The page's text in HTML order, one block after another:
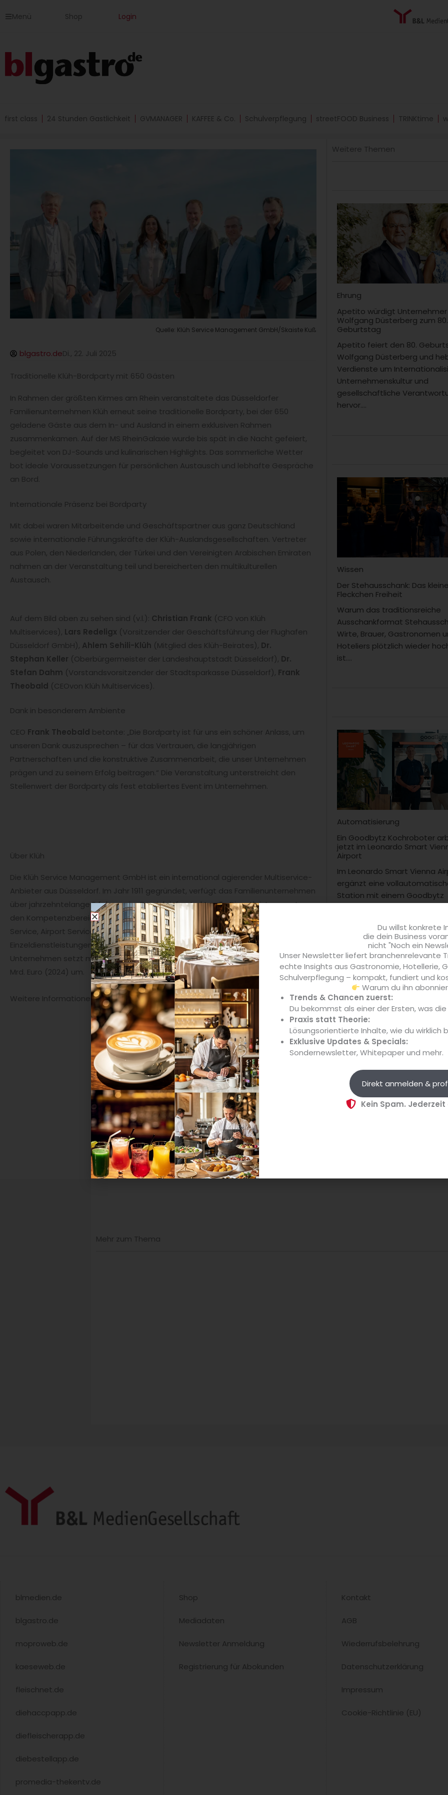
InhaltMenü Shop Login
first class 24 Stunden Gastlichkeit GVMANAGER KAFFEE & Co. Schulverpflegung streetFOOD Business TRINKtime
Quelle: Klüh Service Management GmbH/Skaiste Kuß
blgastro.deDi., 22. Juli 2025
Traditionelle Klüh-Bordparty mit 650 Gästen
In Rahmen der größten Kirmes am Rhein veranstaltete das Düsseldorfer
Familienunternehmen Klüh erneut seine traditionelle Bordparty, bei der 650
geladene Gäste aus dem In- und Ausland in einem exklusiven Rahmen
zusammenkamen. Auf der MS RheinGalaxie wurde bis spät in die Nacht gefeiert,
begleitet von DJ-Sounds und kulinarischen Highlights. Das sommerliche Wetter
bot ideale Voraussetzungen für persönlichen Austausch und lebhafte Gespräche
an Bord.
Internationale Präsenz bei Bordparty
Mit dabei waren Mitarbeitende und Geschäftspartner aus ganz Deutschland
sowie internationale Führungskräfte der Klüh-Auslandsgesellschaften. Vertreter
aus Polen, den Niederlanden, der Türkei und den Vereinigten Arabischen Emiraten
nahmen an der Veranstaltung teil und bereicherten den multikulturellen
Austausch.
Auf dem Bild oben zu sehen sind (v.l.): Christian Frank (CFO von Klüh
Multiservices), Lars Redeligx (Vorsitzender der Geschäftsführung der Flughafen
Düsseldorf GmbH), Ahlem Sehili-Klüh (Mitglied des Klüh-Beirates), Dr.
Stephan Keller (Oberbürgermeister der Landeshauptstadt Düsseldorf), Dr.
Stefan Dahm (Vorstandsvorsitzender der Stadtsparkasse Düsseldorf), Frank
Theobald (CEOvon Klüh Multiservices).
Dank in besonderem Ambiente
CEO Frank Theobald betonte: „Die Bordparty ist für uns ein schöner Anlass, um
unseren Dank auszusprechen – für das Vertrauen, die langjährigen
Partnerschaften und die konstruktive Zusammenarbeit, die unser Unternehmen
prägen und zu seinem Erfolg beitragen.“ Die Veranstaltung unterstreicht den
Stellenwert der Bordparty als fest etabliertes Event im Unternehmen.
Über Klüh
Die Klüh Service Management GmbH ist ein international agierender Multiservice-
Anbieter aus Düsseldorf. Im Jahr 1911 gegründet, verfügt das Familienunternehmen
über jahrzehntelange Erfahrung im Bereich infrastrukturelle Dienstleistungen. In
den Kompetenzbereichen Cleaning, Catering, Clinic Service, Security, Personal
Service, Airport Service und Integrated Services werden sowohl
Einzeldienstleistungen als auch Multiservice-Konzepte angeboten. Das
Unternehmen setzt mit über 46.000 Mitarbeitenden in sechs Ländern mehr als 1
Mrd. Euro (2024) um.
Weitere Informationen über das Unternehmen sind unterwww.klueh.de zu finden.
Weitere Themen
Ehrung
Apetito würdigt Unternehmer
Wolfgang Düsterberg zum 80.
Geburtstag
Apetito feiert den 80.
Wolfgang Düsterberg und
Verdienste um
Unternehmenskultur und
gesellschaftliche
hervor....
Wissen
Der Stehausschank: Das kleine
Fleckchen Freiheit
Warum das traditionsreiche
Ausschankformat
Wirte, Brauer, Gastronomen
Hoteliers plötzlich wieder
ist....
Automatisierung
Ein Goodbytz Kochroboter
jetzt im Leonardo Smart
Airport
Im Leonardo Smart Vienna
ergänzt eine
Station mit einem Goodbytz
Food
Kneipe 80 und Oschi starten
Partnerschaft und bringen
nach München
Die Kooperation zwischen
Mehr zum Thema
blmedien.de
blgastro.de
moproweb.de
kaeseweb.de
fleischnet.de
diehaccpapp.de
diefleischerapp.de
diebestellapp.de
promedia-thekentv.de
Shop
Mediadaten
Newsletter Anmeldung
Registrierung für Abokunden
Kontakt
AGB
Wiederrufsbelehrung
Datenschutzerklärung
Impressum
Cookie-Richtlinie (EU)
Du willst konkrete
die dein Business
nicht "Noch ein
Unser Newsletter liefert branchenrelevante
echte Insights aus Gastronomie, Hotellerie,
Schulverpflegung – kompakt, fundiert und
Warum du ihn
Trends & Chancen zuerst:
Du bekommst als einer der Ersten, was
Praxis statt Theorie:
Lösungsorientierte Inhalte, wie du wirklich
Exklusive Updates & Specials:
Sondernewsletter, Whitepaper und mehr.
Direkt anmelden &
Kein Spam.